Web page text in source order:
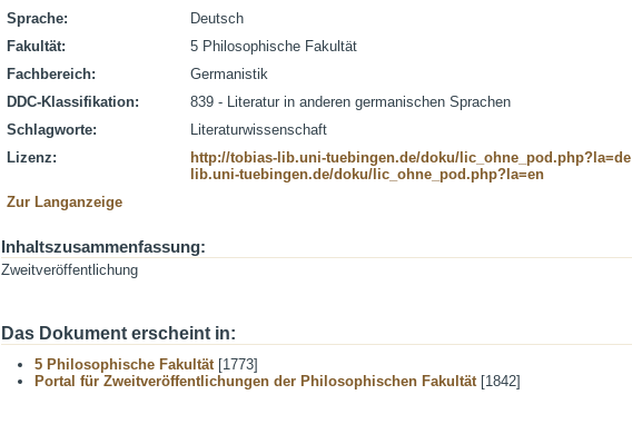
Sprache:
Deutsch
Fakultät:
5 Philosophische Fakultät
Fachbereich:
Germanistik
DDC-Klassifikation:
839 - Literatur in anderen germanischen Sprachen
Schlagworte:
Literaturwissenschaft
Lizenz:
http://tobias-lib.uni-tuebingen.de/doku/lic_ohne_pod.php?la=de
lib.uni-tuebingen.de/doku/lic_ohne_pod.php?la=en
Zur Langanzeige
Inhaltszusammenfassung:
Zweitveröffentlichung
Das Dokument erscheint in:
5 Philosophische Fakultät[1773]
Portal für Zweitveröffentlichungen der Philosophischen Fakultät[1842]